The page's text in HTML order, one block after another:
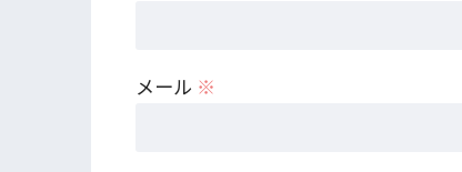
メール ※